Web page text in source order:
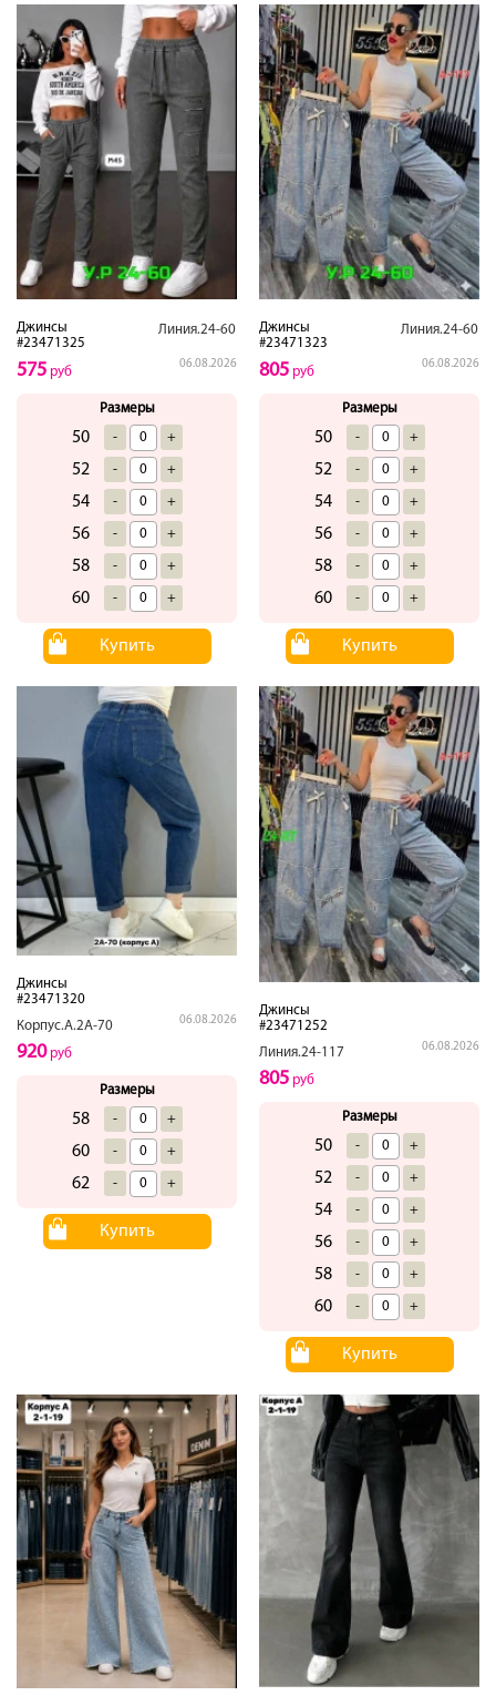
Джинсы
#23471325
Линия.24-60
06.08.2026
575 руб
Размеры
50 - +
52 - +
54 - +
56 - +
58 - +
60 - +
Купить
Джинсы
#23471323
Линия.24-60
06.08.2026
805 руб
Размеры
50 - +
52 - +
54 - +
56 - +
58 - +
60 - +
Купить
Джинсы
#23471320
Корпус.А.2А-70
06.08.2026
920руб
Размеры
58 - +
60 - +
62 - +
Купить
Джинсы
#23471252
Линия.24-117
06.08.2026
805 руб
Размеры
50 - +
52 - +
54 - +
56 - +
58 - +
60 - +
Купить